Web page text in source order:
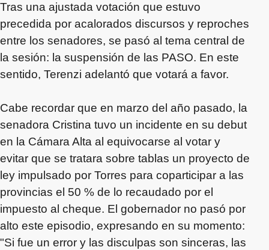
Tras una ajustada votación que estuvo
precedida por acalorados discursos y reproches
entre los senadores, se pasó al tema central de
la sesión: la suspensión de las PASO. En este
sentido, Terenzi adelantó que votará a favor.
Cabe recordar que en marzo del año pasado, la
senadora Cristina tuvo un incidente en su debut
en la Cámara Alta al equivocarse al votar y
evitar que se tratara sobre tablas un proyecto de
ley impulsado por Torres para coparticipar a las
provincias el 50 % de lo recaudado por el
impuesto al cheque. El gobernador no pasó por
alto este episodio, expresando en su momento:
"Si fue un error y las disculpas son sinceras, las